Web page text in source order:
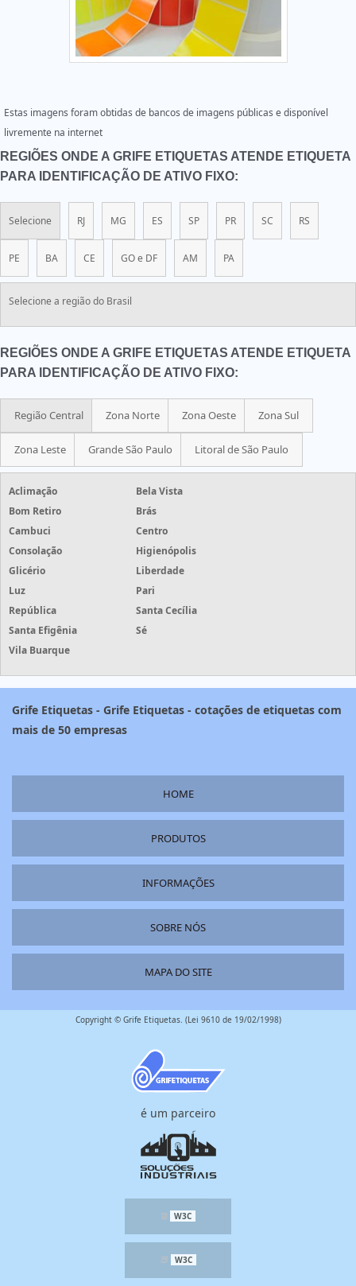
Estas imagens foram obtidas de bancos de imagens públicas e disponível
livremente na internet
REGIÕES ONDE A GRIFE ETIQUETAS ATENDE ETIQUETA
PARA IDENTIFICAÇÃO DE ATIVO FIXO:
Selecione RJ MG ES SP PR SC RS
PE BA CE GO e DF AM PA
Selecione a região do Brasil
REGIÕES ONDE A GRIFE ETIQUETAS ATENDE ETIQUETA
PARA IDENTIFICAÇÃO DE ATIVO FIXO:
Região Central Zona Norte Zona Oeste Zona Sul
Zona Leste Grande São Paulo Litoral de São Paulo
Aclimação
Bela Vista
Bom Retiro
Brás
Cambuci
Centro
Consolação
Higienópolis
Glicério
Liberdade
Luz
Pari
República
Santa Cecília
Santa Efigênia
Sé
Vila Buarque
Grife Etiquetas - Grife Etiquetas - cotações de etiquetas com
mais de 50 empresas
HOME
PRODUTOS
INFORMAÇÕES
SOBRE NÓS
MAPA DO SITE
Copyright © Grife Etiquetas. (Lei 9610 de 19/02/1998)
é um parceiro
W3C
W3C